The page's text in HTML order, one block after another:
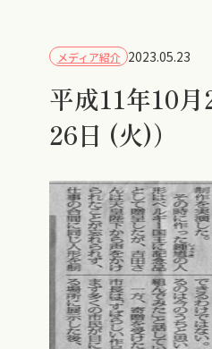
メディア紹介 2023.05.23
平成11年10
26日 (火)）